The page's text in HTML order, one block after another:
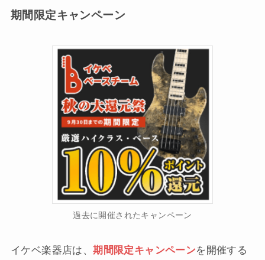
期間限定キャンペーン
過去に開催されたキャンペーン
イケベ楽器店は、期間限定キャンペーンを開催する